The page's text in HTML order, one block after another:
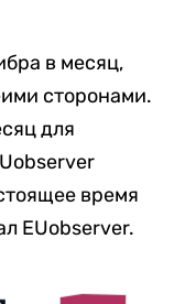
в месяц,
сторонами.
для
время
EUobserver.